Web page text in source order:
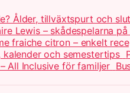
Ålder, tillväxtspurt och
Lewis – skådespelarna på
fraiche citron – enkelt
och semestertips
All Inclusive för familjer